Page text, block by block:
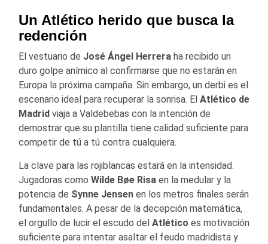
Un Atlético herido que busca la
redención
El vestuario de José Ángel Herrera ha recibido un
duro golpe anímico al confirmarse que no estarán en
Europa la próxima campaña. Sin embargo, un derbi es el
escenario ideal para recuperar la sonrisa. El Atlético de
Madrid viaja a Valdebebas con la intención de
demostrar que su plantilla tiene calidad suficiente para
competir de tú a tú contra cualquiera.
La clave para las rojiblancas estará en la intensidad.
Jugadoras como Wilde Bøe Risa en la medular y la
potencia de Synne Jensen en los metros finales serán
fundamentales. A pesar de la decepción matemática,
el orgullo de lucir el escudo del Atlético es motivación
suficiente para intentar asaltar el feudo madridista y